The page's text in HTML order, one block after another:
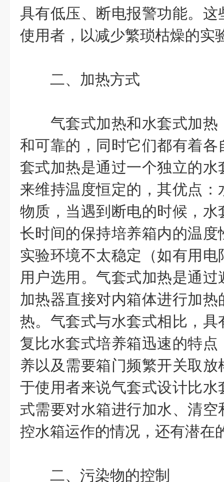
具有低压、断电报警功能。
使用者，以减少繁琐枯燥的实
二、加热方式
气套式加热和水套式加热
和可靠的，同时它们都有着
套式加热是通过一个独立的
来维持温度恒定的，其优点
物质，当遇到断电的时候，
长时间的保持培养箱内的温
实验环境不太稳定（如有用
用户选用。气套式加热是通
加热器直接对内箱体进行加
热。气套式与水套式相比，
复比水套式培养箱迅速的特
养以及需要箱门频繁开关取
于使用者来说气套式设计比
式需要对水箱进行加水、清
控水箱运作的情况，还有潜在
二、 污染物的控制